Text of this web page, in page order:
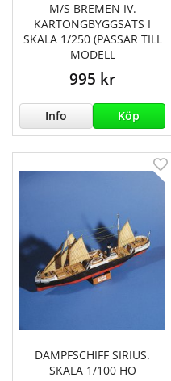
M/S BREMEN IV.
KARTONGBYGGSATS I
SKALA 1/250 (PASSAR TILL
MODELL
995 kr
Info Köp
DAMPFSCHIFF SIRIUS.
SKALA 1/100 HO